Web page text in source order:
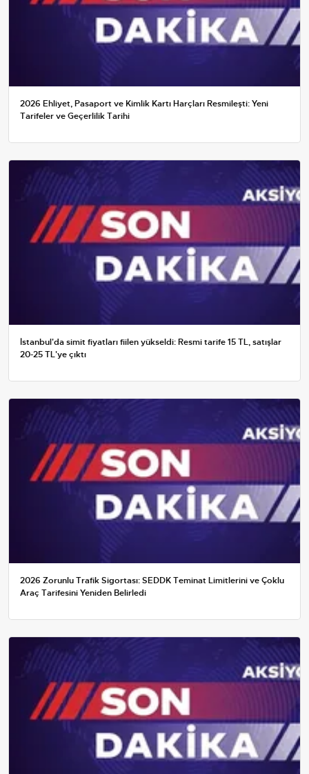
2026 Ehliyet, Pasaport ve Kimlik Kartı Harçları Resmileşti: Yeni
Tarifeler ve Geçerlilik Tarihi
İstanbul'da simit fiyatları fiilen yükseldi: Resmi tarife 15 TL, satışlar
20-25 TL'ye çıktı
2026 Zorunlu Trafik Sigortası: SEDDK Teminat Limitlerini ve Çoklu
Araç Tarifesini Yeniden Belirledi